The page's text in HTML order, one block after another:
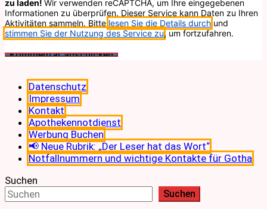
zu laden! Wir verwenden reCAPTCHA, um Ihre eingegebenen
Informationen zu überprüfen. Dieser Service kann Daten zu Ihren
Aktivitäten sammeln. Bitte lesen Sie die Details durch und
stimmen Sie der Nutzung des Service zu, um fortzufahren.
Datenschutz
Impressum
Kontakt
Apothekennotdienst
Werbung Buchen
📢 Neue Rubrik: „Der Leser hat das Wort“
Notfallnummern und wichtige Kontakte für Gotha
Suchen
Suchen